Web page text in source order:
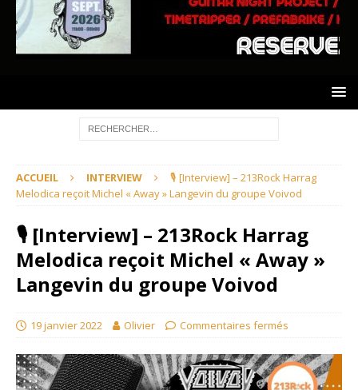
ACCUEIL INTERVIEW
🎙 [Interview] – 213Rock Harrag
Melodica reçoit Michel « Away » Langevin du groupe Voivod
🎙 [Interview] – 213Rock Harrag
Melodica reçoit Michel « Away »
Langevin du groupe Voivod
19 janvier 2022 Olivier Commentaires fermés